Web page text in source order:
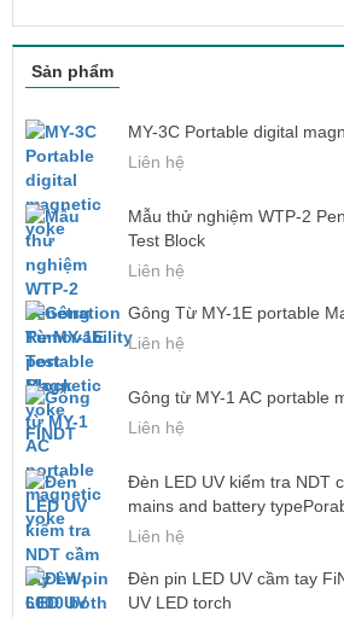
Sản phẩm
MY-3C Portable digital
Liên hệ
Mẫu thử nghiệm WTP-2
Test Block
Liên hệ
Gông Từ MY-1E portable
Liên hệ
Gông từ MY-1 AC portable
Liên hệ
Đèn LED UV kiểm tra NDT
mains and battery
Liên hệ
Đèn pin LED UV cầm tay
UV LED torch